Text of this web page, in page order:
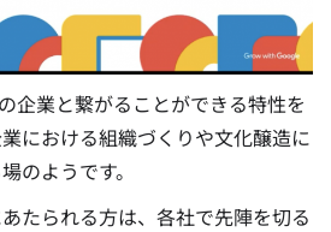
企業と繋がることができる特性を
における組織づくりや文化醸造に
のようです。
たられる方は、各社で先陣を切る